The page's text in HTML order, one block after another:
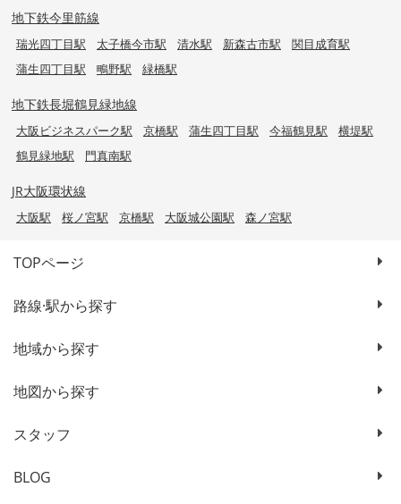
地下鉄今里筋線
瑞光四丁目駅 太子橋今市駅 清水駅 新森古市駅
関目成育駅
蒲生四丁目駅
鴫野駅 緑橋駅
地下鉄長堀鶴見緑地線
大阪ビジネスパーク駅 京橋駅 蒲生四丁目駅 今福鶴見駅
横堤駅
鶴見緑地駅
門真南駅
JR大阪環状線
大阪駅 桜ノ宮駅 京橋駅 大阪城公園駅 森ノ宮駅
TOPページ
路線·駅から探す
地域から探す
地図から探す
スタッフ
BLOG